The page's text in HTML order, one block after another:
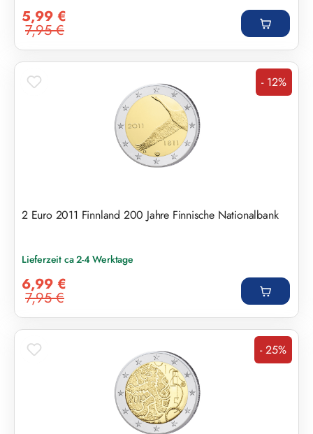
5,99 €
Regulärer Preis:
7,95 €
Rabatt
- 12%
2 Euro 2011 Finnland 200 Jahre Finnische Nationalbank
Lieferzeit ca 2-4 Werktage
6,99 €
Regulärer Preis:
7,95 €
Rabatt
- 25%